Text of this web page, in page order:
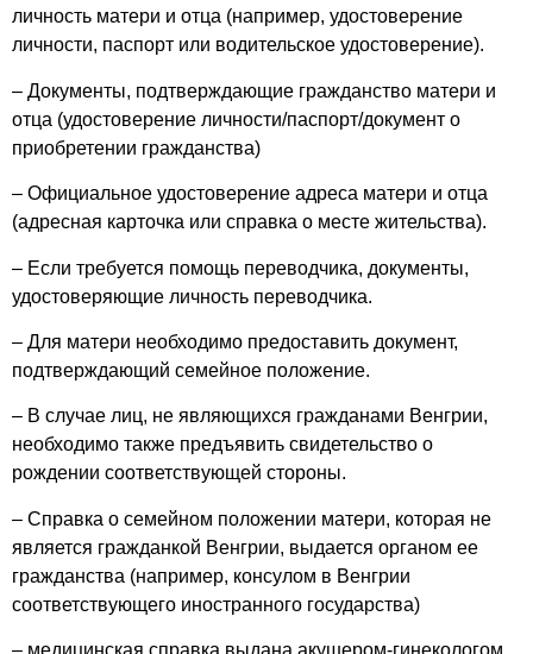
личность матери и отца (например, удостоверение
личности, паспорт или водительское удостоверение).
– Документы, подтверждающие гражданство матери и
отца (удостоверение личности/паспорт/документ о
приобретении гражданства)
– Официальное удостоверение адреса матери и отца
(адресная карточка или справка о месте жительства).
– Если требуется помощь переводчика, документы,
удостоверяющие личность переводчика.
– Для матери необходимо предоставить документ,
подтверждающий семейное положение.
– В случае лиц, не являющихся гражданами Венгрии,
необходимо также предъявить свидетельство о
рождении соответствующей стороны.
– Справка о семейном положении матери, которая не
является гражданкой Венгрии, выдается органом ее
гражданства (например, консулом в Венгрии
соответствующего иностранного государства)